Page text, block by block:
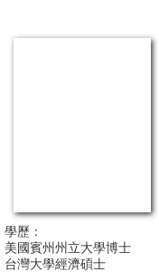
學
消
息
公
學歷：
美國賓州州立大學博士
台灣大學經濟碩士